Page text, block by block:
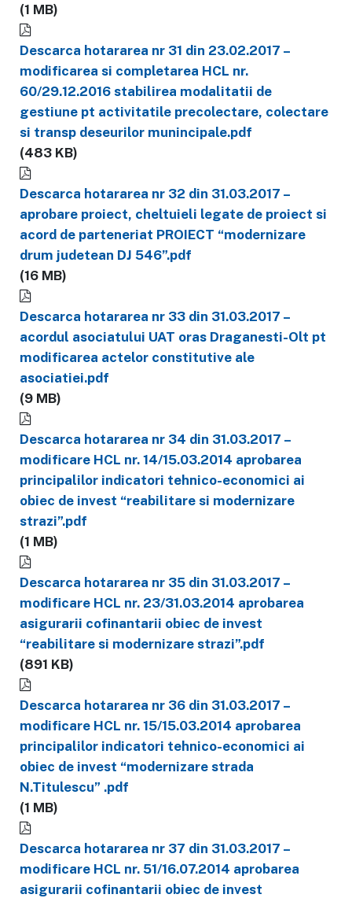
(1 MB)
Descarca hotararea nr 31 din 23.02.2017 –
modificarea si completarea HCL nr.
60/29.12.2016 stabilirea modalitatii de
gestiune pt activitatile precolectare, colectare
si transp deseurilor munincipale.pdf
(483 KB)
Descarca hotararea nr 32 din 31.03.2017 –
aprobare proiect, cheltuieli legate de proiect si
acord de parteneriat PROIECT “modernizare
drum judetean DJ 546”.pdf
(16 MB)
Descarca hotararea nr 33 din 31.03.2017 –
acordul asociatului UAT oras Draganesti-Olt pt
modificarea actelor constitutive ale
asociatiei.pdf
(9 MB)
Descarca hotararea nr 34 din 31.03.2017 –
modificare HCL nr. 14/15.03.2014 aprobarea
principalilor indicatori tehnico-economici ai
obiec de invest “reabilitare si modernizare
strazi”.pdf
(1 MB)
Descarca hotararea nr 35 din 31.03.2017 –
modificare HCL nr. 23/31.03.2014 aprobarea
asigurarii cofinantarii obiec de invest
“reabilitare si modernizare strazi”.pdf
(891 KB)
Descarca hotararea nr 36 din 31.03.2017 –
modificare HCL nr. 15/15.03.2014 aprobarea
principalilor indicatori tehnico-economici ai
obiec de invest “modernizare strada
N.Titulescu” .pdf
(1 MB)
Descarca hotararea nr 37 din 31.03.2017 –
modificare HCL nr. 51/16.07.2014 aprobarea
asigurarii cofinantarii obiec de invest